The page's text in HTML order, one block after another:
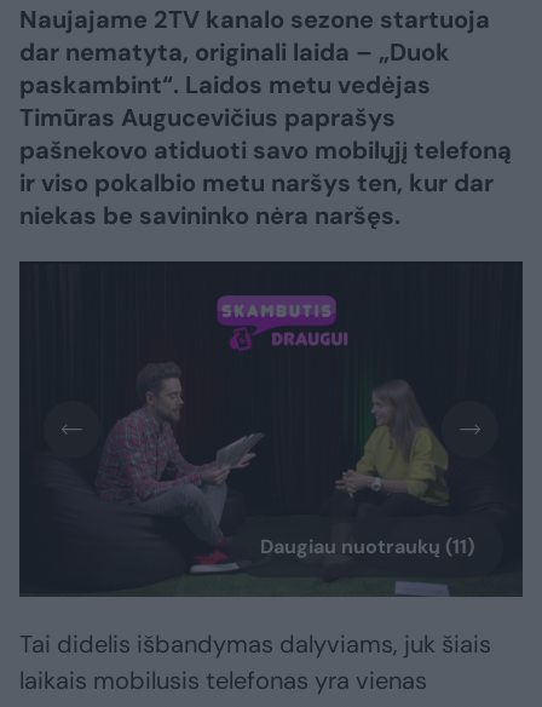
Naujajame 2TV kanalo sezone startuoja
dar nematyta, originali laida – „Duok
paskambint“. Laidos metu vedėjas
Timūras Augucevičius paprašys
pašnekovo atiduoti savo mobilųjį telefoną
ir viso pokalbio metu naršys ten, kur dar
niekas be savininko nėra naršęs.
Daugiau nuotraukų (11)
Tai didelis išbandymas dalyviams, juk šiais
laikais mobilusis telefonas yra vienas